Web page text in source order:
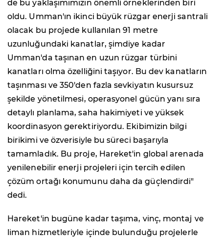
de bu yaklaşımımızın önemli örneklerinden biri
oldu. Umman'ın ikinci büyük rüzgar enerji santrali
olacak bu projede kullanılan 91 metre
uzunluğundaki kanatlar, şimdiye kadar
Umman'da taşınan en uzun rüzgar türbini
kanatları olma özelliğini taşıyor. Bu dev kanatların
taşınması ve 350'den fazla sevkiyatın kusursuz
şekilde yönetilmesi, operasyonel gücün yanı sıra
detaylı planlama, saha hakimiyeti ve yüksek
koordinasyon gerektiriyordu. Ekibimizin bilgi
birikimi ve özverisiyle bu süreci başarıyla
tamamladık. Bu proje, Hareket'in global arenada
yenilenebilir enerji projeleri için tercih edilen
çözüm ortağı konumunu daha da güçlendirdi"
dedi.
Hareket'in bugüne kadar taşıma, vinç, montaj ve
liman hizmetleriyle içinde bulunduğu projelerle